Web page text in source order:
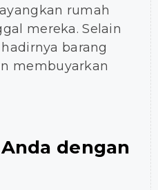
rumah
mereka. Selain
barang
membuyarkan
dengan